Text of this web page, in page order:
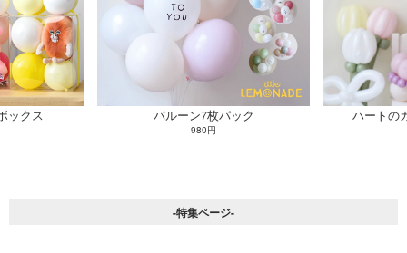
ックス バルーン7枚パック
980円
ハートの
-特集ページ-